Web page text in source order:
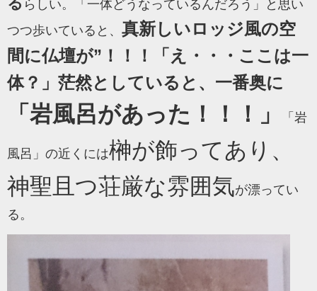
らしい。「一体どうなっているんだろう」と思い
つつ歩いていると、 真新しいロッジ風の空
間に仏壇が”！！！「え・・・ここは一
体？」茫然としていると、一番奥に
「岩風呂があった！！！」 「岩
風呂」の近くには榊が飾ってあり、
神聖且つ荘厳な雰囲気が漂ってい
る。